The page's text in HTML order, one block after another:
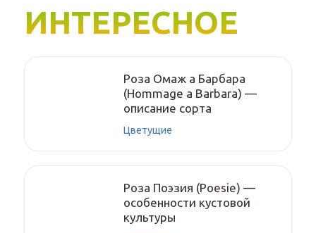
ИНТЕРЕСНОЕ
Роза Омаж а Барбара
(Hommage a Barbara) —
описание сорта
Цветущие
Роза Поэзия (Poesie) —
особенности кустовой
культуры